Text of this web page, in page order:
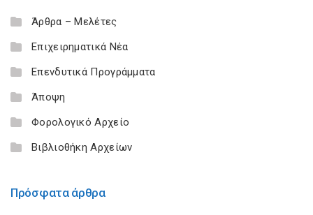
Άρθρα – Μελέτες
Επιχειρηματικά Νέα
Επενδυτικά Προγράμματα
Άποψη
Φορολογικό Αρχείο
Βιβλιοθήκη Αρχείων
Πρόσφατα άρθρα